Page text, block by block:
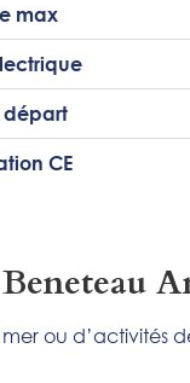
max
départ
CE
mer ou